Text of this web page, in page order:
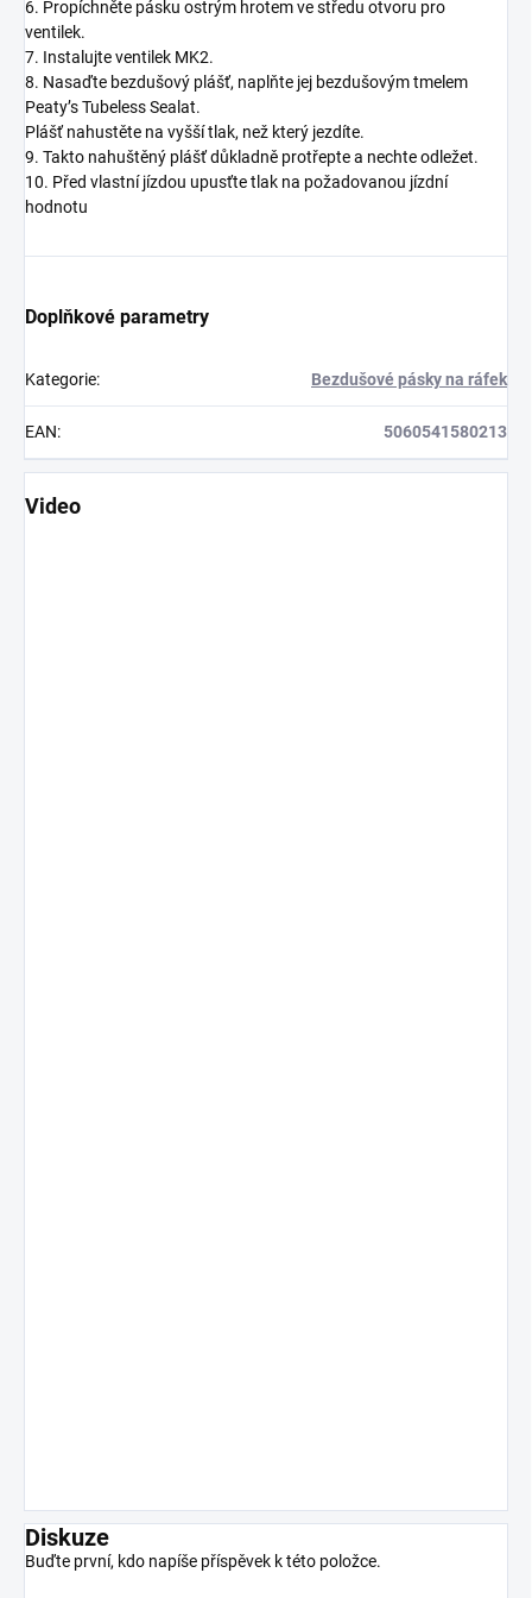
6. Propíchněte pásku ostrým hrotem ve středu otvoru pro
ventilek.
7. Instalujte ventilek MK2.
8. Nasaďte bezdušový plášť, naplňte jej bezdušovým tmelem
Peaty’s Tubeless Sealat.
Plášť nahustěte na vyšší tlak, než který jezdíte.
9. Takto nahuštěný plášť důkladně protřepte a nechte odležet.
10. Před vlastní jízdou upusťte tlak na požadovanou jízdní
hodnotu
Doplňkové parametry
Kategorie: Bezdušové pásky na ráfek
EAN: 5060541580213
Video
Diskuze
Buďte první, kdo napíše příspěvek k této položce.